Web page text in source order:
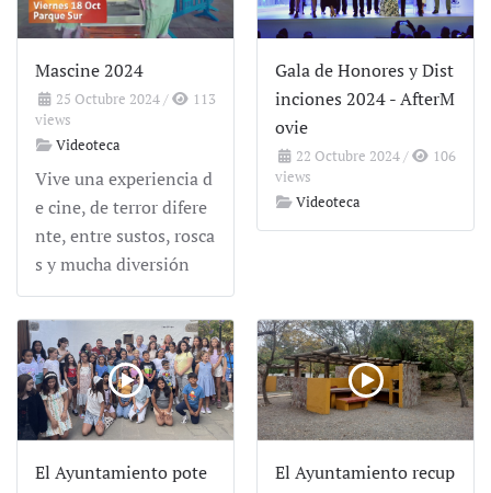
Mascine 2024
25 Octubre 2024 /
113
views
Videoteca
Vive una experiencia d
e cine, de terror difere
nte, entre sustos, rosca
s y mucha diversión
Gala de Honores y Dist
inciones 2024 - AfterM
ovie
22 Octubre 2024 /
106
views
Videoteca
El Ayuntamiento pote
El Ayuntamiento recup